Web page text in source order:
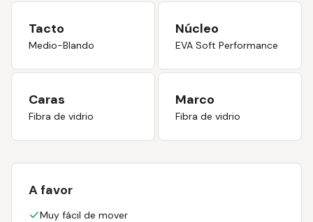
Tacto
Medio-Blando
Núcleo
EVA Soft Performance
Caras
Fibra de vidrio
Marco
Fibra de vidrio
A favor
Muy fácil de mover